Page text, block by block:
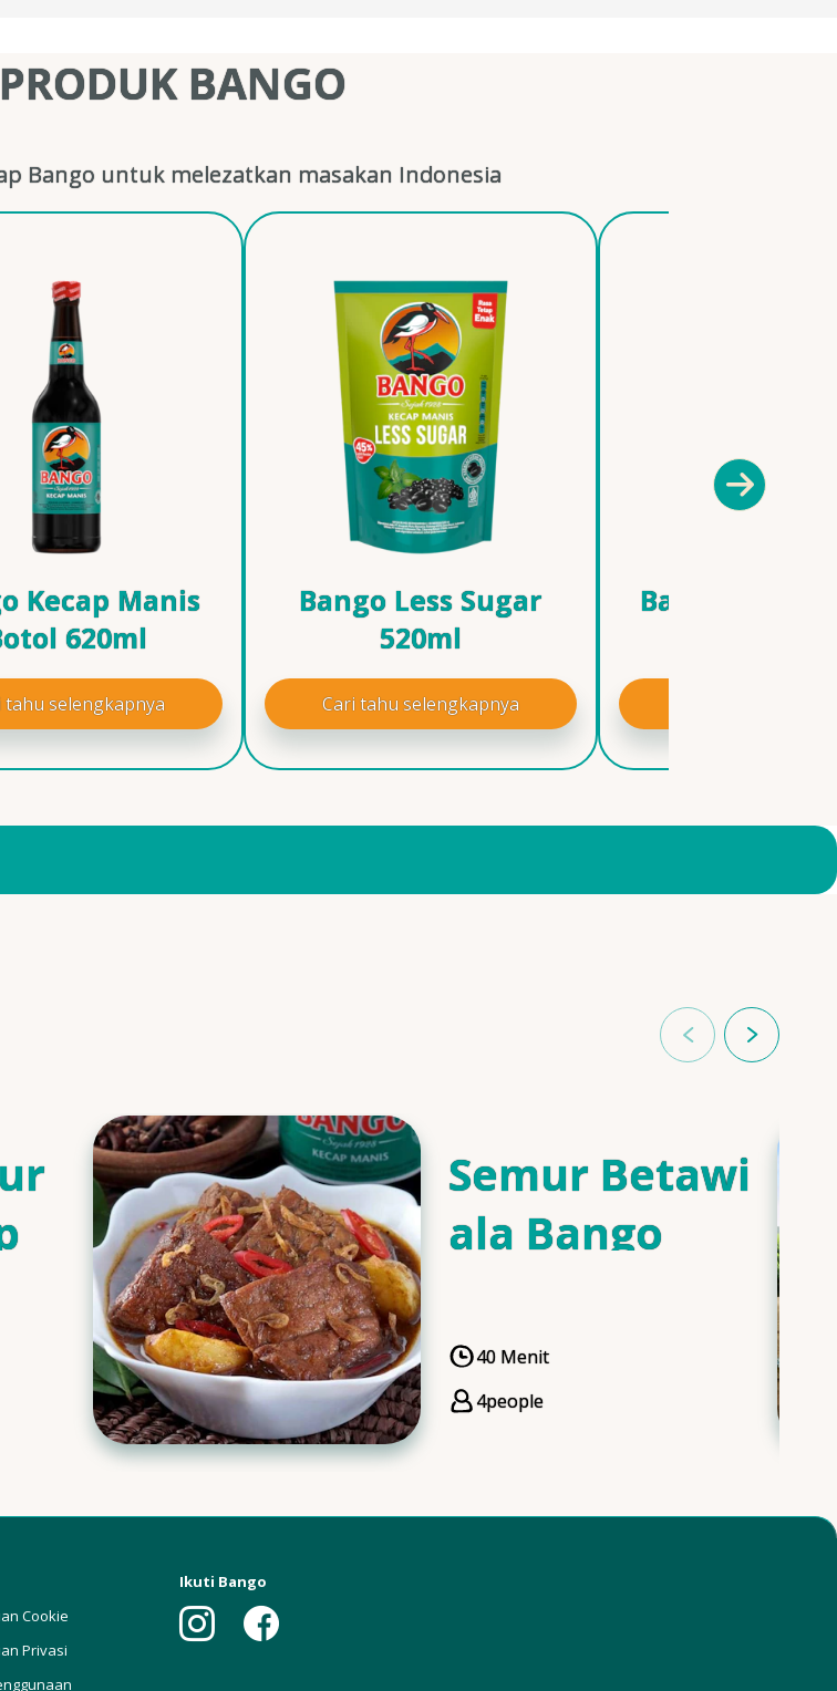
BANGO
Bango untuk melezatkan masakan Indonesia
Kecap Manis
620ml
tahu selengkapnya
Bango Less Sugar
520ml
Cari tahu selengkapnya
Bango Kecap
Semur Betawi
ala Bango
CookingTime
40 Menit
Servings
4people
Cookie
Privasi
Ikuti Bango